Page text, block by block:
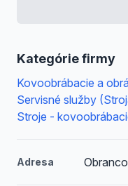
Kategórie firmy
Kovoobrábacie a
Servisné služby
Stroje -
Adresa